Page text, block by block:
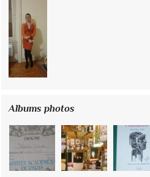
Albums photos